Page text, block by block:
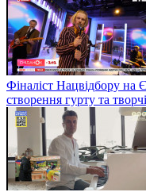
Фіналіст Нацвідбору на
створення гурту та